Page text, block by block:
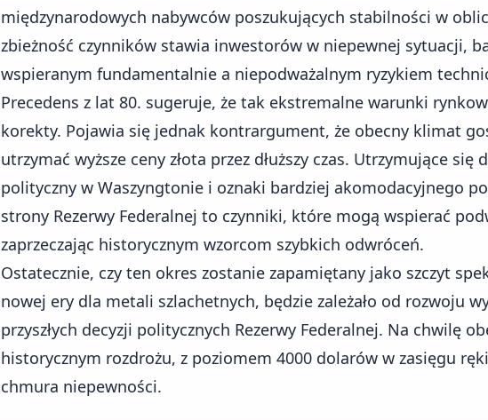
międzynarodowych nabywców poszukujących stabilności w
zbieżność czynników stawia inwestorów w niepewnej sytuacji,
wspieranym fundamentalnie a niepodważalnym ryzykiem
Precedens z lat 80. sugeruje, że tak ekstremalne warunki
korekty. Pojawia się jednak kontrargument, że obecny klimat
utrzymać wyższe ceny złota przez dłuższy czas. Utrzymujące
polityczny w Waszyngtonie i oznaki bardziej akomodacyjnego
strony Rezerwy Federalnej to czynniki, które mogą wspierać
zaprzeczając historycznym wzorcom szybkich odwróceń.
Ostatecznie, czy ten okres zostanie zapamiętany jako szczyt
nowej ery dla metali szlachetnych, będzie zależało od rozwoju
przyszłych decyzji politycznych Rezerwy Federalnej. Na chwilę
historycznym rozdrożu, z poziomem 4000 dolarów w zasięgu
chmura niepewności.